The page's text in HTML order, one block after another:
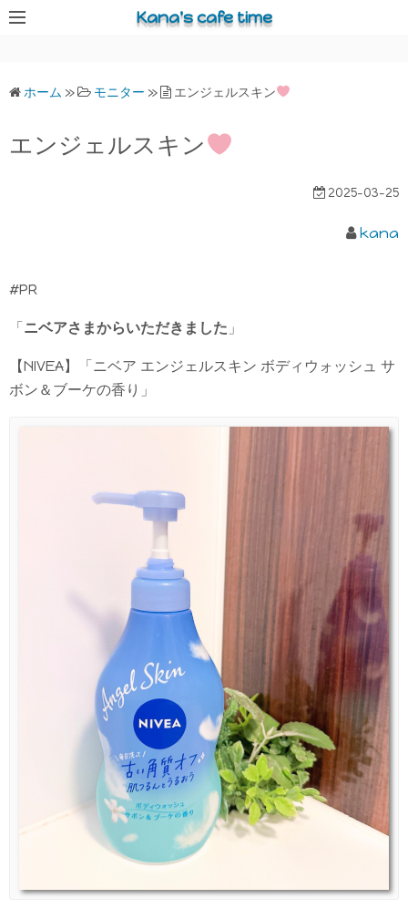
コ
ス
Kana's cafe time
ホーム » モニター » エンジェルスキン
エンジェルスキン
2025-03-25
kana
#PR
「ニベアさまからいただきました 」
【NIVEA】「ニベア エンジェルスキン ボディウォッシュ サ
ボン＆ブーケの香り」